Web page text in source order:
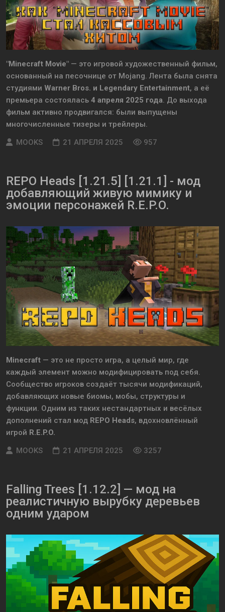
"Minecraft Movie" — это игровой художественный фильм,
основанный на песочнице от Mojang. Лента была снята
студиями Warner Bros. и Legendary Entertainment, а её
премьера состоялась 4 апреля 2025 года. До выхода
фильм активно продвигался: были выпущены
многочисленные тизеры и трейлеры.
MOOKS
21 АПРЕЛЯ 2025 957
REPO Heads [1.21.5] [1.21.1] - мод
добавляющий живую мимику и
эмоции персонажей R.E.P.O.
Minecraft — это не просто игра, а целый мир, где
каждый элемент можно модифицировать под себя.
Сообщество игроков создаёт тысячи модификаций,
добавляющих новые биомы, мобы, структуры и
функции. Одним из таких нестандартных и весёлых
дополнений стал мод REPO Heads, вдохновлённый
игрой R.E.P.O.
MOOKS
21 АПРЕЛЯ 2025 3257
Falling Trees [1.12.2] — мод на
реалистичную вырубку деревьев
одним ударом